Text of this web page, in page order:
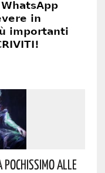
Pochissimo Alle